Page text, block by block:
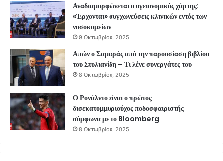
Αναδιαμορφώνεται ο υγειονομικός χάρτης:
«Έρχονται» συγχωνεύσεις κλινικών εντός των
νοσοκομείων
9 Οκτωβρίου, 2025
Απών ο Σαμαράς από την παρουσίαση βιβλίου
του Στυλιανίδη – Τι λένε συνεργάτες του
8 Οκτωβρίου, 2025
Ο Ρονάλντο είναι ο πρώτος
δισεκατομμυριούχος ποδοσφαιριστής
σύμφωνα με το Bloomberg
8 Οκτωβρίου, 2025